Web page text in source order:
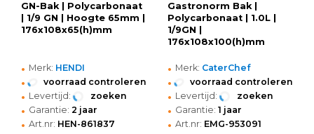
GN-Bak | Polycarbonaat
| 1/9 GN | Hoogte 65mm |
176x108x65(h)mm
• Merk: HENDI
• voorraad controleren
• Levertijd: zoeken
• Garantie: 2 jaar
• Art.nr: HEN-861837
Gastronorm Bak |
Polycarbonaat | 1.0L |
1/9GN |
176x108x100(h)mm
• Merk: CaterChef
• voorraad controleren
• Levertijd: zoeken
• Garantie: 1 jaar
• Art.nr: EMG-953091